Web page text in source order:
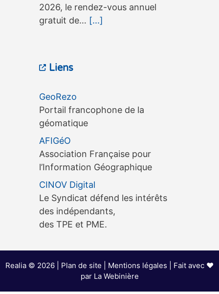
2026, le rendez-vous annuel
gratuit de… [...]
OneGeo Suite, le 15 septembre à
Tours
3ème édition du séminaire
OneGeo Suite, le 15 septembre à
Tours 3ème édition du séminaire
OneGeo Suite, le 15 septembre à
Tours AfigéoLe séminaire
OneGeo…[...]
3ème édition d’une exposition
itinérante Arts / Sciences, du 18
juin au 13 décembre 2026 à
Bordeaux
juin au 13 décembre 2026 à
Bordeaux 3ème édition d’une
Liens
GeoRezo
Portail francophone de la
géomatique
AFIGéO
Association Française pour
l’Information Géographique
CINOV Digital
Le Syndicat défend les intérêts
des indépendants,
des TPE et PME.
Realia © 2026 | Plan de site Mentions légales | Fait avec ❤️
par La Webinière